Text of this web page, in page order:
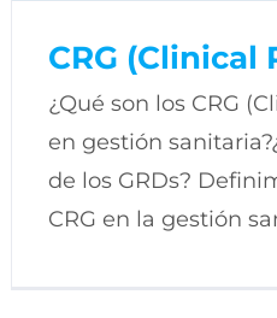
CRG (Clinical
¿Qué son los CRG
en gestión
de los GRDs?
CRG en la gestión